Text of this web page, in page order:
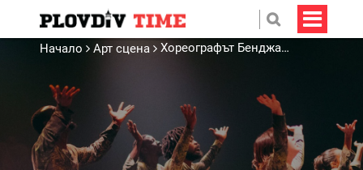
Начало Арт сцена Хореографът Бенджамин Кан открива One Dance Festival със световна премиера